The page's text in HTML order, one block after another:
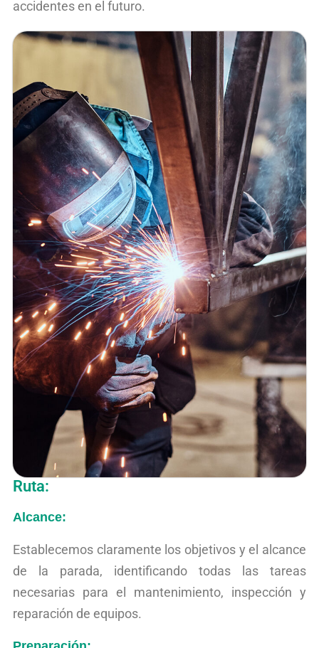
accidentes en el futuro.
Ruta:
Alcance:
Establecemos claramente los objetivos y el alcance
de la parada, identificando todas las tareas
necesarias para el mantenimiento, inspección y
reparación de equipos.